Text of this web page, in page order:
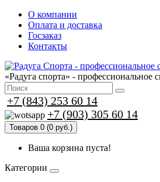
О компании
Оплата и доставка
Госзаказ
Контакты
«Радуга спорта» - профессиональное
+7 (843) 253 60 14
+7 (903) 305 60 14
Товаров 0 (0 руб.)
Ваша корзина пуста!
Категории